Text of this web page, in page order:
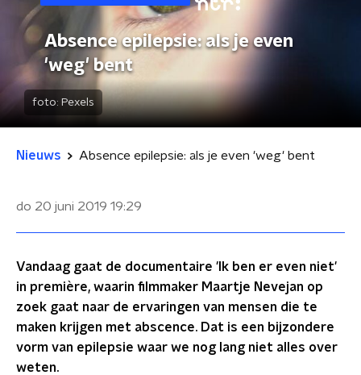
Absence epilepsie: als je even
'weg' bent
foto: Pexels
Nieuws Absence epilepsie: als je even 'weg' bent
do 20 juni 2019 19:29
Vandaag gaat de documentaire 'Ik ben er even niet'
in première, waarin filmmaker Maartje Nevejan op
zoek gaat naar de ervaringen van mensen die te
maken krijgen met abscence. Dat is een bijzondere
vorm van epilepsie waar we nog lang niet alles over
weten.